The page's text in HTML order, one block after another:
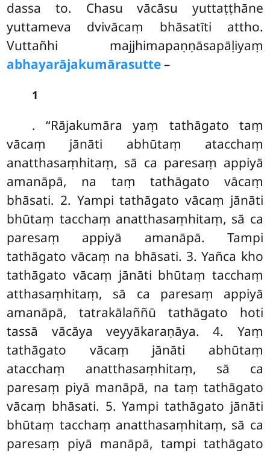
dassa to. Chasu vācāsu yuttaṭṭhāne
yuttameva dvivācaṃ bhāsatīti attho.
Vuttañhi majjhimapaṇṇāsapāḷiyaṃ
abhayarājakumārasutte–
1
. ‘‘Rājakumāra yaṃ tathāgato taṃ
vācaṃ jānāti abhūtaṃ atacchaṃ
anatthasaṃhitaṃ, sā ca paresaṃ appiyā
amanāpā, na taṃ tathāgato vācaṃ
bhāsati. 2. Yampi tathāgato vācaṃ jānāti
bhūtaṃ tacchaṃ anatthasaṃhitaṃ, sā ca
paresaṃ appiyā amanāpā. Tampi
tathāgato vācaṃ na bhāsati. 3. Yañca kho
tathāgato vācaṃ jānāti bhūtaṃ tacchaṃ
atthasaṃhitaṃ, sā ca paresaṃ appiyā
amanāpā, tatrakālaññū tathāgato hoti
tassā vācāya veyyākaraṇāya. 4. Yaṃ
tathāgato vācaṃ jānāti abhūtaṃ
atacchaṃ anatthasaṃhitaṃ, sā ca
paresaṃ piyā manāpā, na taṃ tathāgato
vācaṃ bhāsati. 5. Yampi tathāgato jānāti
bhūtaṃ tacchaṃ anatthasaṃhitaṃ, sā ca
paresaṃ piyā manāpā, tampi tathāgato